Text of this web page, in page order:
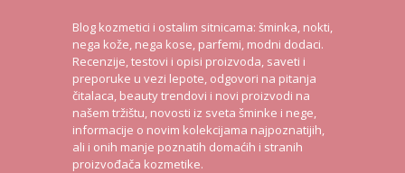
Blog kozmetici i ostalim sitnicama: šminka, nokti,
nega kože, nega kose, parfemi, modni dodaci.
Recenzije, testovi i opisi proizvoda, saveti i
preporuke u vezi lepote, odgovori na pitanja
čitalaca, beauty trendovi i novi proizvodi na
našem tržištu, novosti iz sveta šminke i nege,
informacije o novim kolekcijama najpoznatijih,
ali i onih manje poznatih domaćih i stranih
proizvođača kozmetike.